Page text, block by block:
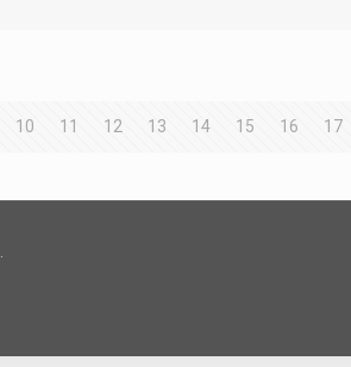
10 11 12 13 14 15 16 17